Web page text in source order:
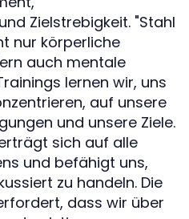
Zielstrebigkeit. "Stahl
nur körperliche
auch mentale
lernen wir, uns
auf unsere
und unsere Ziele.
sich auf alle
und befähigt uns,
zu handeln. Die
dass wir über